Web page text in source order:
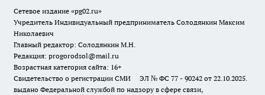
Сетевое издание «pg02.ru»
Учредитель Индивидуальный предприниматель Солодянкин Максим
Николаевич
Главный редактор: Солодянкин М.Н.
Редакция: progorodsol@mail.ru
Возрастная категория сайта: 16+
Свидетельство о регистрации СМИ ЭЛ № ФС 77 - 90242 от 22.10.2025.
выдано Федеральной службой по надзору в сфере связи,